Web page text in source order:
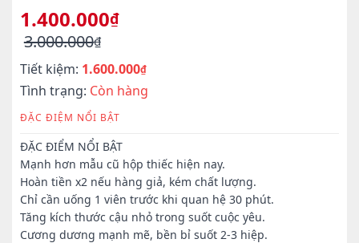
3.000.000₫
gốc
là:
3.000.000₫.
1.400.000₫
hiện
tại
là:
1.400.000₫.
Tiết kiệm: 1.600.000₫
Tình trạng: Còn hàng
ĐẶC ĐIỆM NỔI BẬT
ĐẶC ĐIỂM NỔI BẬT
Mạnh hơn mẫu cũ hộp thiếc hiện nay.
Hoàn tiền x2 nếu hàng giả, kém chất lượng.
Chỉ cần uống 1 viên trước khi quan hệ 30 phút.
Tăng kích thước cậu nhỏ trong suốt cuộc yêu.
Cương dương mạnh mẽ, bền bỉ suốt 2-3 hiệp.